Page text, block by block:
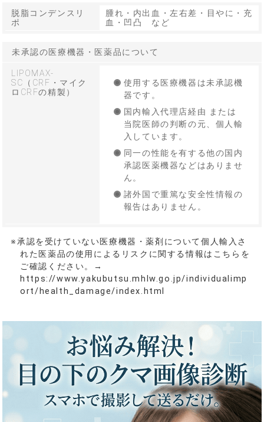
脱脂コンデンスリ
ポ
腫れ・内出血・左右差・目やに・充
血・凹凸 など
未承認の医療機器・医薬品について
LIPOMAX-
SC（CRF・マイク
ロCRFの精製）
使用する医療機器は未承認機
器です。
国内輸入代理店経由 または
当院医師の判断の元、個人輸
入しています。
同一の性能を有する他の国内
承認医薬機器などはありませ
ん。
諸外国で重篤な安全性情報の
報告はありません。
※承認を受けていない医療機器・薬剤について個人輸入さ
れた医薬品の使用によるリスクに関する情報はこちらを
ご確認ください。→
https://www.yakubutsu.mhlw.go.jp/individualimp
ort/health_damage/index.html